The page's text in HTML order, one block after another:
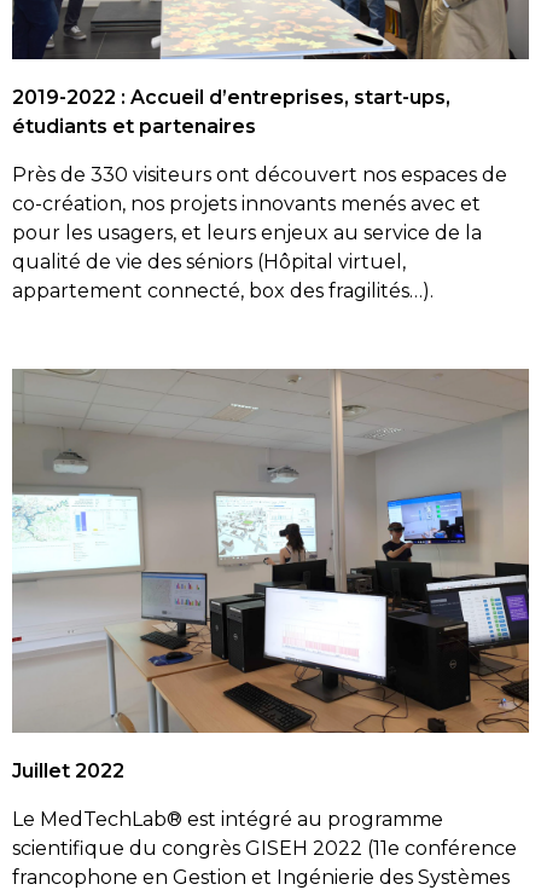
2019-2022 : Accueil d’entreprises, start-ups,
étudiants et partenaires
Près de 330 visiteurs ont découvert nos espaces de
co-création, nos projets innovants menés avec et
pour les usagers, et leurs enjeux au service de la
qualité de vie des séniors (Hôpital virtuel,
appartement connecté, box des fragilités…).
Juillet 2022
Le MedTechLab® est intégré au programme
scientifique du congrès GISEH 2022 (11e conférence
francophone en Gestion et Ingénierie des Systèmes